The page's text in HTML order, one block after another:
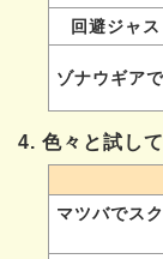
回避ジャ
ゾナウギア
4. 色々と試し
マツバでス